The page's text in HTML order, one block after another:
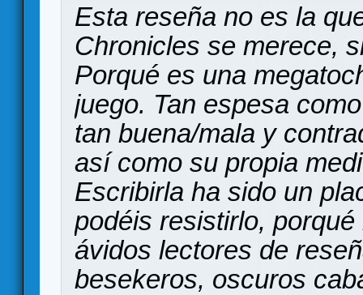
Esta reseña no es la
Chronicles se merece,
Porqué es una
juego. Tan espesa
tan buena/mala y
así como su propia
Escribirla ha sido un
podéis resistirlo,
ávidos lectores de
besekeros, oscuros